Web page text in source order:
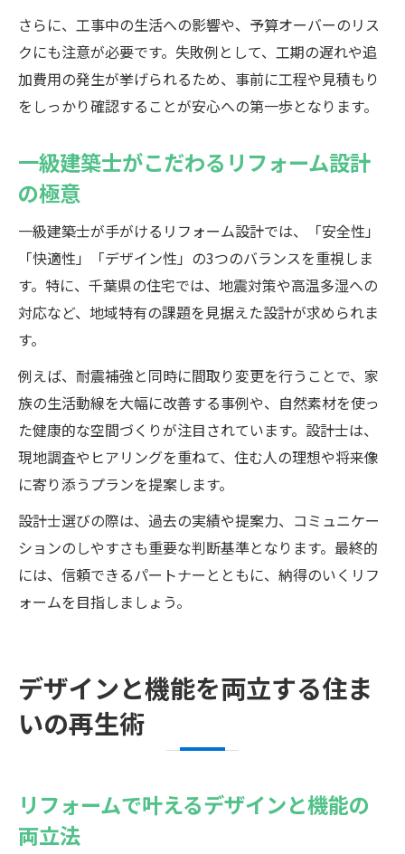
さらに、工事中の生活への影響や、予算オーバーのリス
クにも注意が必要です。失敗例として、工期の遅れや追
加費用の発生が挙げられるため、事前に工程や見積もり
をしっかり確認することが安心への第一歩となります。
一級建築士がこだわるリフォーム設計
の極意
一級建築士が手がけるリフォーム設計では、「安全性」
「快適性」「デザイン性」の3つのバランスを重視しま
す。特に、千葉県の住宅では、地震対策や高温多湿への
対応など、地域特有の課題を見据えた設計が求められま
す。
例えば、耐震補強と同時に間取り変更を行うことで、家
族の生活動線を大幅に改善する事例や、自然素材を使っ
た健康的な空間づくりが注目されています。設計士は、
現地調査やヒアリングを重ねて、住む人の理想や将来像
に寄り添うプランを提案します。
設計士選びの際は、過去の実績や提案力、コミュニケー
ションのしやすさも重要な判断基準となります。最終的
には、信頼できるパートナーとともに、納得のいくリフ
ォームを目指しましょう。
デザインと機能を両立する住ま
いの再生術
リフォームで叶えるデザインと機能の
両立法